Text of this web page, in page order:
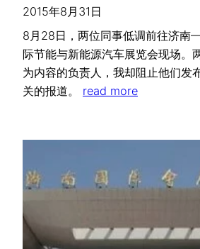
2015年8月31日
8月28日，两位同事低调前往济
际节能与新能源汽车展览会现场。
为内容的负责人，我却阻止他们发
关的报道。 read more